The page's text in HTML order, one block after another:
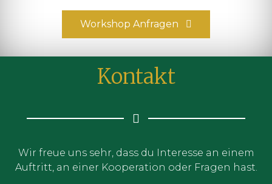
Workshop Anfragen
Kontakt
Wir freue uns sehr, dass du Interesse an einem
Auftritt, an einer Kooperation oder Fragen hast.